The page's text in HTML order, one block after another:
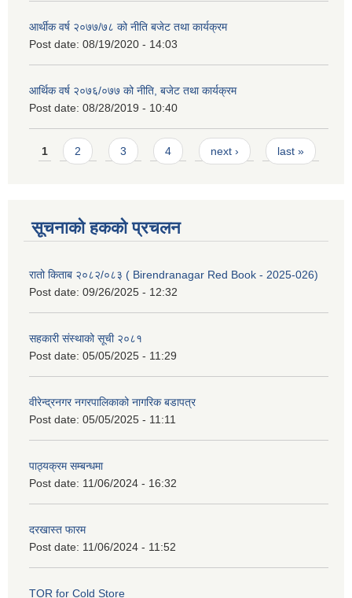
आर्थीक वर्ष २०७७/७८ को नीति बजेट तथा कार्यक्रम
Post date: 08/19/2020 - 14:03
आर्थिक वर्ष २०७६/०७७ को नीति, बजेट तथा कार्यक्रम
Post date: 08/28/2019 - 10:40
Pages
1 2 3 4 next › last »
सूचनाको हकको प्रचलन
रातो किताब २०८२/०८३ ( Birendranagar Red Book - 2025-026)
Post date: 09/26/2025 - 12:32
सहकारी संस्थाको सूची २०८१
Post date: 05/05/2025 - 11:29
वीरेन्द्रनगर नगरपालिकाको नागरिक बडापत्र
Post date: 05/05/2025 - 11:11
पाठ्यक्रम सम्बन्धमा
Post date: 11/06/2024 - 16:32
दरखास्त फारम
Post date: 11/06/2024 - 11:52
TOR for Cold Store